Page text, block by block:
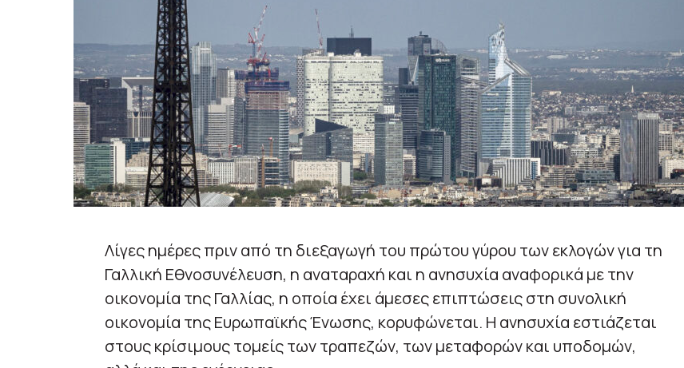
Λίγες ημέρες πριν από τη διεξαγωγή του πρώτου γύρου των εκλογών για τη
Γαλλική Εθνοσυνέλευση, η αναταραχή και η ανησυχία αναφορικά με την
οικονομία της Γαλλίας, η οποία έχει άμεσες επιπτώσεις στη συνολική
οικονομία της Ευρωπαϊκής Ένωσης, κορυφώνεται. Η ανησυχία εστιάζεται
στους κρίσιμους τομείς των τραπεζών, των μεταφορών και υποδομών,